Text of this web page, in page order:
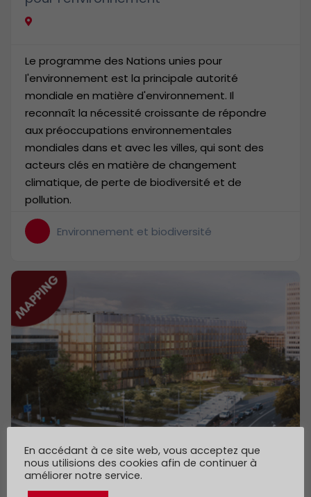
Le programme des Nations unies pour
l'environnement est la principale autorité
mondiale en matière d'environnement. Il
reconnaît la nécessité croissante de répondre
aux préoccupations environnementales
mondiales dans et avec les villes, qui sont des
acteurs clés en matière de changement
climatique, de perte de biodiversité et de
pollution.
Environnement et biodiversité
Union internationale des
télécommunications (UIT)
En accédant à ce site web, vous acceptez que
nous utilisions des cookies afin de continuer à
améliorer notre service.